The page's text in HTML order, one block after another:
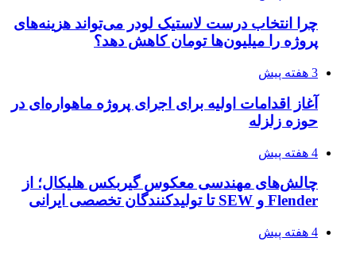
چرا انتخاب درست لاستیک لودر می‌تواند هزینه‌های
پروژه را میلیون‌ها تومان کاهش دهد؟
3 هفته پیش
آغاز اقدامات اولیه برای اجرای پروژه ماهواره‌ای در
حوزه زلزله
4 هفته پیش
چالش‌های مهندسی معکوس گیربکس هلیکال؛ از
Flender و SEW تا تولیدکنندگان تخصصی ایرانی
4 هفته پیش